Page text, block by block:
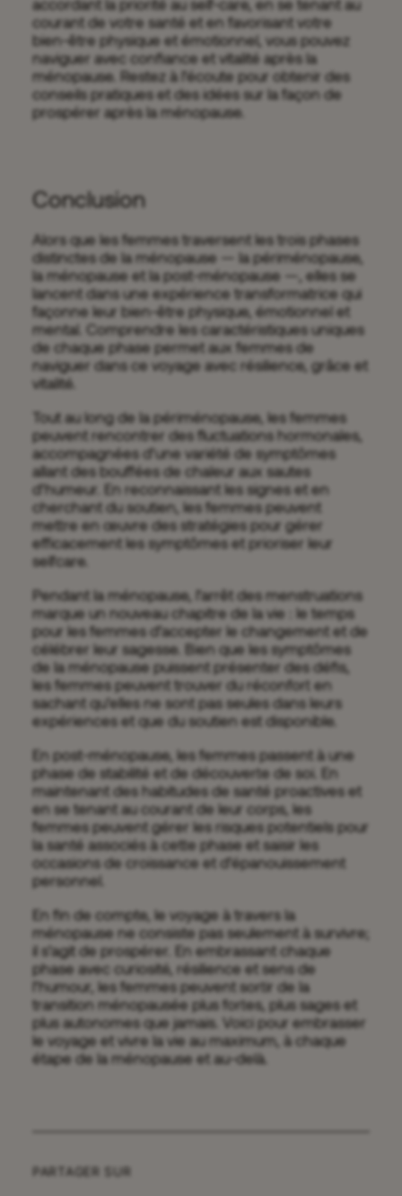
accordant la priorité au self-care, en se tenant au
courant de votre santé et en favorisant votre
bien-être physique et émotionnel, vous pouvez
naviguer avec confiance et vitalité après la
ménopause. Restez à l’écoute pour obtenir des
conseils pratiques et des idées sur la façon de
prospérer après la ménopause.
Conclusion
Alors que les femmes traversent les trois phases
distinctes de la ménopause — la périménopause,
la ménopause et la post-ménopause —, elles se
lancent dans une expérience transformatrice qui
façonne leur bien-être physique, émotionnel et
mental. Comprendre les caractéristiques uniques
de chaque phase permet aux femmes de
naviguer dans ce voyage avec résilience, grâce et
vitalité.
Tout au long de la périménopause, les femmes
peuvent rencontrer des fluctuations hormonales,
accompagnées d’une variété de symptômes
allant des bouffées de chaleur aux sautes
d’humeur. En reconnaissant les signes et en
cherchant du soutien, les femmes peuvent
mettre en œuvre des stratégies pour gérer
efficacement les symptômes et prioriser leur
selfcare.
Pendant la ménopause, l’arrêt des menstruations
marque un nouveau chapitre de la vie : le temps
pour les femmes d’accepter le changement et de
célébrer leur sagesse. Bien que les symptômes
de la ménopause puissent présenter des défis,
les femmes peuvent trouver du réconfort en
sachant qu’elles ne sont pas seules dans leurs
expériences et que du soutien est disponible.
En post-ménopause, les femmes passent à une
phase de stabilité et de découverte de soi. En
maintenant des habitudes de santé proactives et
en se tenant au courant de leur corps, les
femmes peuvent gérer les risques potentiels pour
la santé associés à cette phase et saisir les
occasions de croissance et d’épanouissement
personnel.
En fin de compte, le voyage à travers la
ménopause ne consiste pas seulement à survivre;
il s’agit de prospérer. En embrassant chaque
phase avec curiosité, résilience et sens de
l’humour, les femmes peuvent sortir de la
transition ménopausée plus fortes, plus sages et
plus autonomes que jamais. Voici pour embrasser
le voyage et vivre la vie au maximum, à chaque
étape de la ménopause et au-delà.
PARTAGER SUR